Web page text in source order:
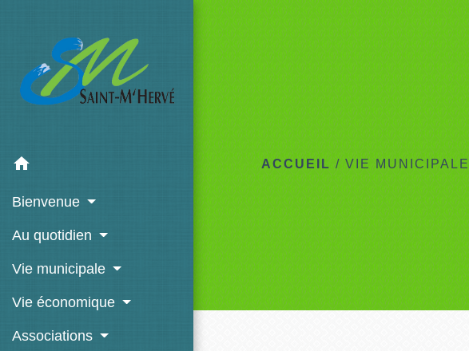
home
Bienvenue
Au quotidien
Vie municipale
Vie économique
Associations
ACCUEIL/VIE MUNICIPALE